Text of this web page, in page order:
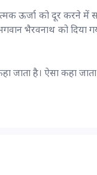
ऊर्जा को दूर करने में
भैरवनाथ को
जाता है। ऐसा कहा